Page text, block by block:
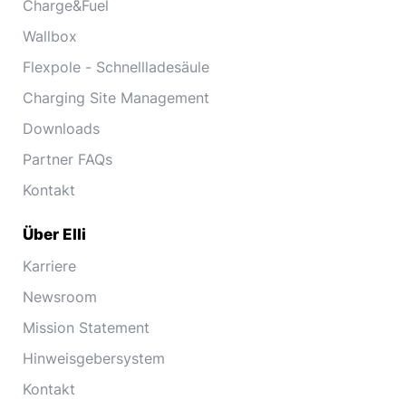
Charge&Fuel
Wallbox
Flexpole - Schnellladesäule
Charging Site Management
Downloads
Partner FAQs
Kontakt
Über Elli
Karriere
Newsroom
Mission Statement
Hinweisgebersystem
Kontakt